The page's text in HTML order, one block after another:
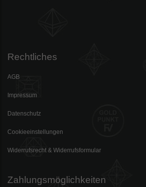
Rechtliches
AGB
Impressum
Datenschutz
Cookieeinstellungen
Widerrufsrecht & Widerrufsformular
Zahlungsmöglichkeiten